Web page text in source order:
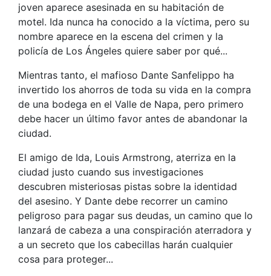
joven aparece asesinada en su habitación de
motel. Ida nunca ha conocido a la víctima, pero su
nombre aparece en la escena del crimen y la
policía de Los Ángeles quiere saber por qué...
Mientras tanto, el mafioso Dante Sanfelippo ha
invertido los ahorros de toda su vida en la compra
de una bodega en el Valle de Napa, pero primero
debe hacer un último favor antes de abandonar la
ciudad.
El amigo de Ida, Louis Armstrong, aterriza en la
ciudad justo cuando sus investigaciones
descubren misteriosas pistas sobre la identidad
del asesino. Y Dante debe recorrer un camino
peligroso para pagar sus deudas, un camino que lo
lanzará de cabeza a una conspiración aterradora y
a un secreto que los cabecillas harán cualquier
cosa para proteger...